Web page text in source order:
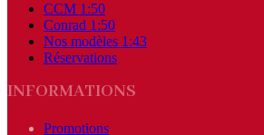
CCM 1:50
Conrad 1:50
Nos modèles 1:43
Réservations
INFORMATIONS
Promotions